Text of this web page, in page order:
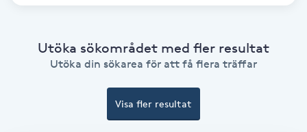
Fibromassage
Utöka sökområdet med fler resultat
Utöka din sökarea för att få flera träffar
Visa fler resultat